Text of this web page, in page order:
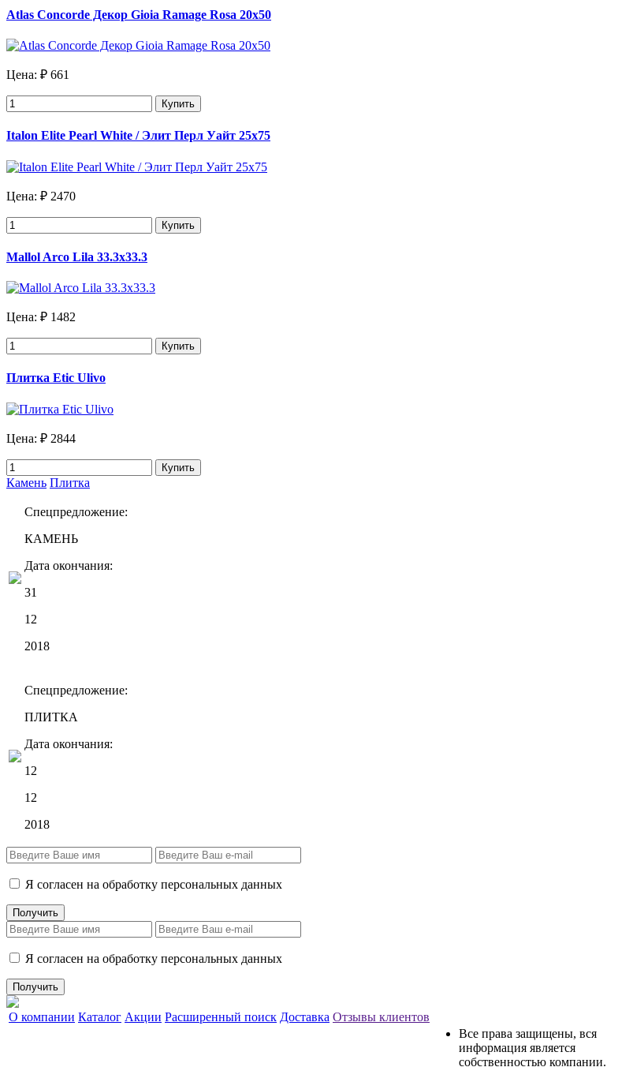
Atlas Concorde Декор Gioia Ramage Rosa 20х50
Цена: ₽ 661
Купить
Italon Elite Pearl White / Элит Перл Уайт 25х75
Цена: ₽ 2470
Купить
Mallol Arco Lila 33.3х33.3
Цена: ₽ 1482
Купить
Плитка Etic Ulivo
Цена: ₽ 2844
Купить
Камень Плитка
Спецпредложение:
КАМЕНЬ
Дата окончания:
31
12
2018
Спецпредложение:
ПЛИТКА
Дата окончания:
12
12
2018
Я согласен на обработку персональных данных
Я согласен на обработку персональных данных
О компании Каталог Акции Расширенный поиск Доставка Отзывы клиентов
Все права защищены, вся
информация является
собственностью компании.